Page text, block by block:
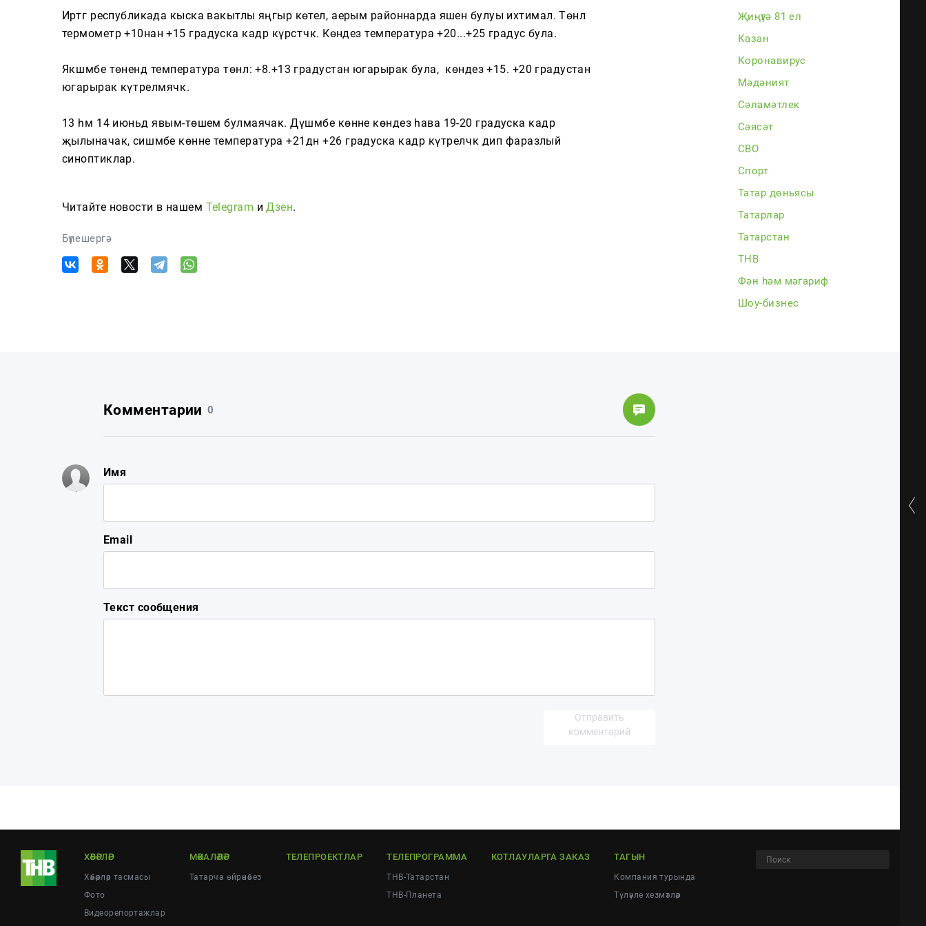
Cюжетлар
Мәкаләләр
Телепроектлар
Котлауларга заказ
Компания турында
Түләүле хезмәтләр
Иртәгә республикада кыска вакытлы яңгыр көтелә, аерым районнарда яшен булуы ихтимал. Төнлә
термометр +10нан +15 градуска кадәр күрсәтәчәк. Көндез температура +20...+25 градус була.
Якшәмбе төнендә температура төнлә: +8.+13 градустан югарырак була, ә көндез +15. +20 градустан
югарырак күтәрелмәячәк.
13 һәм 14 июньдә явым-төшем булмаячак. Дүшәмбе көнне көндез һава 19-20 градуска кадәр
җылыначак, сишәмбе көнне температура +21дән +26 градуска кадәр күтәреләчәк дип фаразлый
синоптиклар.
Читайте новости в нашем Telegram иДзен.
Бүлешергә
Җиңүгә 81 ел
Казан
Коронавирус
Мәдәният
Сәламәтлек
Сәясәт
СВО
Спорт
Татар дөньясы
Татарлар
Татарстан
ТНВ
Фән һәм мәгариф
Шоу-бизнес
Комментарии 0
Имя
Email
Текст сообщения
Отправить
комментарий
ХӘБӘРЛӘР
Хәбәрләр тасмасы
Фото
Видеорепортажлар
МӘКАЛӘЛӘР
Татарча өйрәнәбез
ТЕЛЕПРОЕКТЛАР ТЕЛЕПРОГРАММА
ТНВ-Татарстан
ТНВ-Планета
КОТЛАУЛАРГА ЗАКАЗ ТАГЫН
Компания турында
Түләүле хезмәтләр